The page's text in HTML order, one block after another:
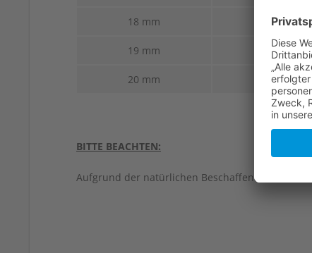
18 mm 14 mm
19 mm 14 mm
20 mm 16 mm
BITTE BEACHTEN:
Aufgrund der natürlichen Beschaffenheit von